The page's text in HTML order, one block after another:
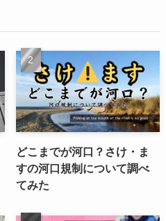
どこまでが河口？さけ・ま
すの河口規制について調べ
てみた